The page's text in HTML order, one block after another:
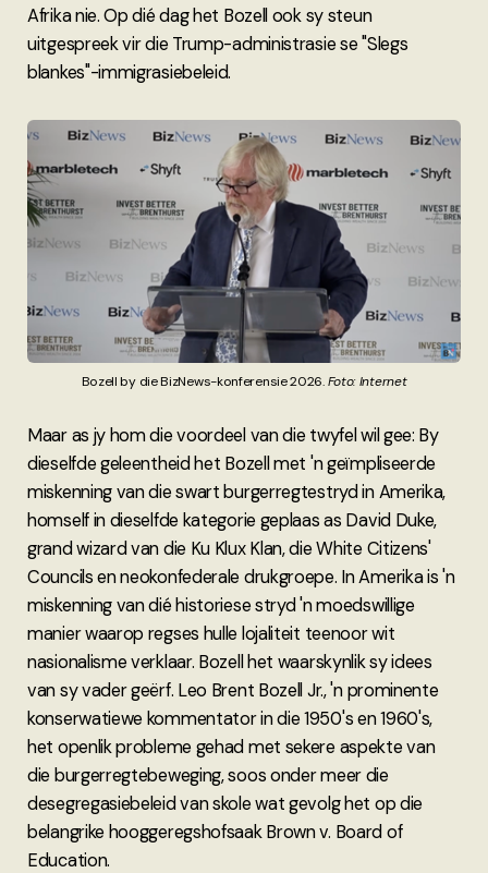
Afrika nie. Op dié dag het Bozell ook sy steun
uitgespreek vir die Trump-administrasie se "Slegs
blankes"-immigrasiebeleid.
Bozell by die BizNews-konferensie 2026. Foto: Internet
Maar as jy hom die voordeel van die twyfel wil gee: By
dieselfde geleentheid het Bozell met 'n geïmpliseerde
miskenning van die swart burgerregtestryd in Amerika,
homself in dieselfde kategorie geplaas as David Duke,
grand wizard van die Ku Klux Klan, die White Citizens'
Councils en neokonfederale drukgroepe. In Amerika is 'n
miskenning van dié historiese stryd 'n moedswillige
manier waarop regses hulle lojaliteit teenoor wit
nasionalisme verklaar. Bozell het waarskynlik sy idees
van sy vader geërf. Leo Brent Bozell Jr., 'n prominente
konserwatiewe kommentator in die 1950's en 1960's,
het openlik probleme gehad met sekere aspekte van
die burgerregtebeweging, soos onder meer die
desegregasiebeleid van skole wat gevolg het op die
belangrike hooggeregshofsaak Brown v. Board of
Education.